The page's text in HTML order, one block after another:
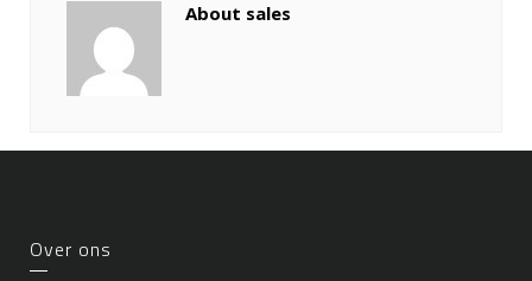
About sales
Over ons